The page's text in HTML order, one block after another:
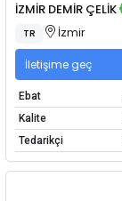
İZMİR DEMİR ÇELİK
TR İzmir
İletişime geç
Ebat
Kalite
Tedarikçi